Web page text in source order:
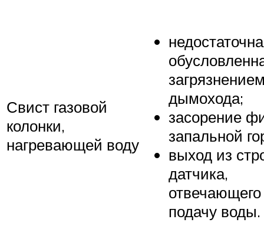
Свист газовой
колонки,
нагревающей воду
дымохода;
засорение
запальной
выход из
датчика,
отвечающего
подачу воды.